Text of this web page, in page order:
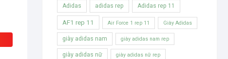
Adidas adidas rep Adidas rep 11
AF1 rep 11 Air Force 1 rep 11 Giày Adidas
giày adidas nam giày adidas nam rep
giày adidas nữ giày adidas nữ rep